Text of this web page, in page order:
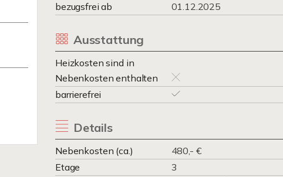
bezugsfrei ab
01.12.2025
Ausstattung
Heizkosten sind in
Nebenkosten enthalten
barrierefrei
Details
Nebenkosten (ca.) 480,- €
Etage
3